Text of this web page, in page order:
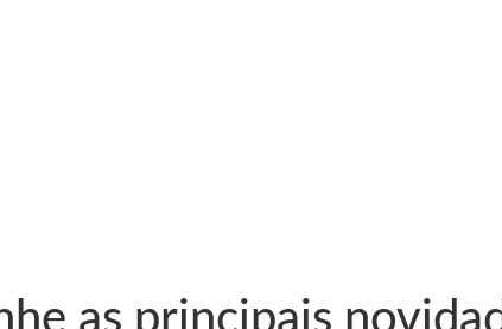
as principais